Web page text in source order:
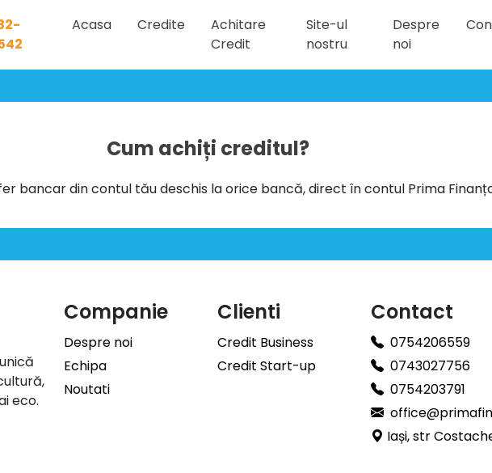
Acasa Credite
Achitare
Credit
Site-ul
nostru
Despre
noi
Cum achiți creditul?
bancar din contul tău deschis la orice bancă, direct în contul Prima
eco.
Companie
Despre noi
Echipa
Noutati
Clienti
Credit Business
Credit Start-up
Contact
0754206559
0743027756
0754203791
Iași, str